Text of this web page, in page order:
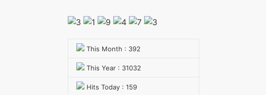
This Month : 392
This Year : 31032
Hits Today : 159